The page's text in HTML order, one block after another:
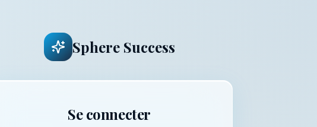
Sphere Success
Se connecter